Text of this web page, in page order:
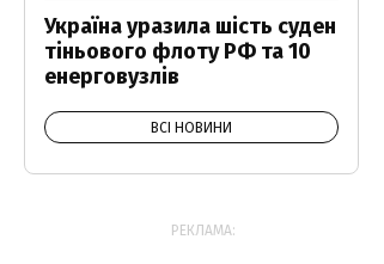
Україна уразила шість суден
тіньового флоту РФ та 10
енерговузлів
ВСІ НОВИНИ
РЕКЛАМА: